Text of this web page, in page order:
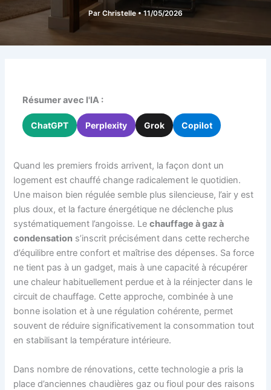
Par Christelle•11/05/2026
Résumer avec l'IA :
ChatGPT Perplexity Grok Copilot
Quand les premiers froids arrivent, la façon dont un
logement est chauffé change radicalement le quotidien.
Une maison bien régulée semble plus silencieuse, l’air y est
plus doux, et la facture énergétique ne déclenche plus
systématiquement l’angoisse. Lechauffage à gaz à
condensation s’inscrit précisément dans cette recherche
d’équilibre entre confort et maîtrise des dépenses. Sa force
ne tient pas à un gadget, mais à une capacité à récupérer
une chaleur habituellement perdue et à la réinjecter dans le
circuit de chauffage. Cette approche, combinée à une
bonne isolation et à une régulation cohérente, permet
souvent de réduire significativement la consommation tout
en stabilisant la température intérieure.
Dans nombre de rénovations, cette technologie a pris la
place d’anciennes chaudières gaz ou fioul pour des raisons